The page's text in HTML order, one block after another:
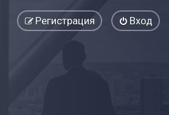
Вход
Регистрация